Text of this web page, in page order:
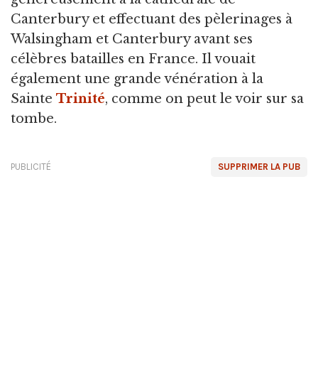
Canterbury et effectuant des pèlerinages à
Walsingham et Canterbury avant ses
célèbres batailles en France. Il vouait
également une grande vénération à la
Sainte Trinité, comme on peut le voir sur sa
tombe.
SUPPRIMER LA PUB
PUBLICITÉ